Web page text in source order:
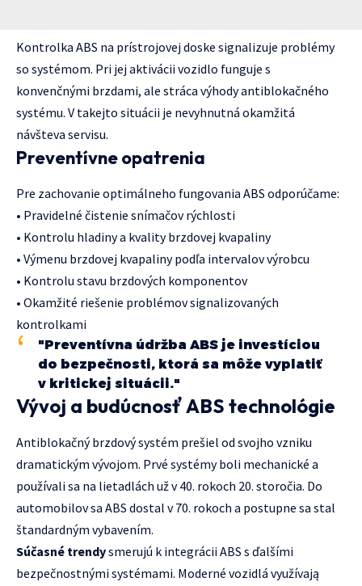
Kontrolka ABS na prístrojovej doske signalizuje problémy
so systémom. Pri jej aktivácii vozidlo funguje s
konvenčnými brzdami, ale stráca výhody antiblokačného
systému. V takejto situácii je nevyhnutná okamžitá
návšteva servisu.
Preventívne opatrenia
Pre zachovanie optimálneho fungovania ABS odporúčame:
• Pravidelné čistenie snímačov rýchlosti
• Kontrolu hladiny a kvality brzdovej kvapaliny
• Výmenu brzdovej kvapaliny podľa intervalov výrobcu
• Kontrolu stavu brzdových komponentov
• Okamžité riešenie problémov signalizovaných
kontrolkami
"Preventívna údržba ABS je investíciou
do bezpečnosti, ktorá sa môže vyplatiť
v kritickej situácii."
Vývoj a budúcnosť ABS technológie
Antiblokačný brzdový systém prešiel od svojho vzniku
dramatickým vývojom. Prvé systémy boli mechanické a
používali sa na lietadlách už v 40. rokoch 20. storočia. Do
automobilov sa ABS dostal v 70. rokoch a postupne sa stal
štandardným vybavením.
Súčasné trendysmerujú k integrácii ABS s ďalšími
bezpečnostnými systémami. Moderné vozidlá využívają